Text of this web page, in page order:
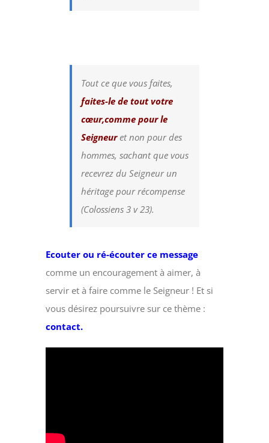
Tout ce que vous faites,
faites-le de tout votre
cœur,comme pour le
Seigneuret non pour des
hommes, sachant que vous
recevrez du Seigneur un
héritage pour récompense
(Colossiens 3 v 23).
Ecouter ou ré-écouter ce message
comme un encouragement à aimer, à
servir et à faire comme le Seigneur ! Et si
vous désirez poursuivre sur ce thème :
contact.